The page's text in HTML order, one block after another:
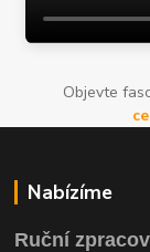
Objevte
Nabízíme
Ruční